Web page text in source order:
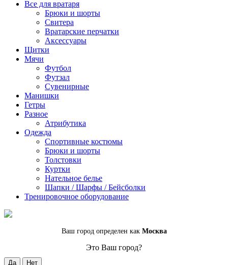
Все для вратаря
Брюки и шорты
Cвитера
Вратарские перчатки
Аксессуары
Щитки
Мячи
Футбол
Футзал
Сувенирные
Манишки
Гетры
Разное
Атрибутика
Одежда
Спортивные костюмы
Брюки и шорты
Толстовки
Куртки
Нательное белье
Шапки / Шарфы / Бейсболки
Тренировочное оборудование
Ваш город определен как Москва
Это Ваш город?
Да Нет